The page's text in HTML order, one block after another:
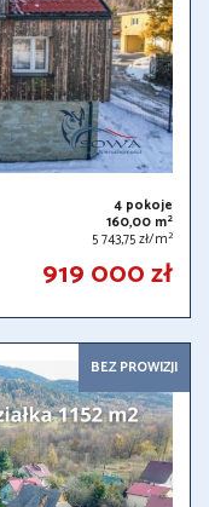
4 pokoje
160,00 m2
5 743,75 zł/m2
919 000 zł
BEZ PROWIZJI